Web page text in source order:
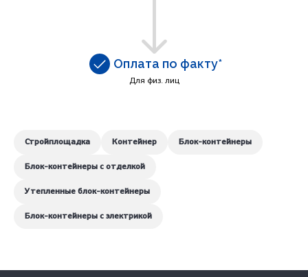
Оплата по факту*
Для физ. лиц
Стройплощадка Контейнер Блок-контейнеры
Блок-контейнеры с отделкой
Утепленные блок-контейнеры
Блок-контейнеры с электрикой